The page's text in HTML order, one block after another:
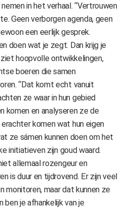
in het verhaal. “Vertrouwen
Geen verborgen agenda, geen
een eerlijk gesprek.
doen wat je zegt. Dan krijg je
hoopvolle ontwikkelingen,
boeren die samen
“Dat komt echt vanuit
ze waar in hun gebied
komen en analyseren ze de
komen wat hun eigen
ze sámen kunnen doen om het
initiatieven zijn goud waard.
allemaal rozengeur en
is duur en tijdrovend. Er zijn veel
monitoren, maar dat kunnen ze
ben je afhankelijk van je